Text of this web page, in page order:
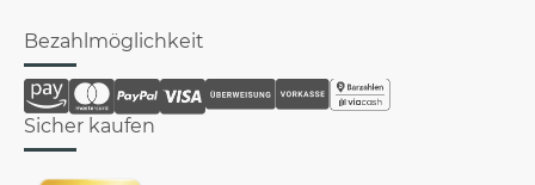
Bezahlmöglichkeit
Sicher kaufen